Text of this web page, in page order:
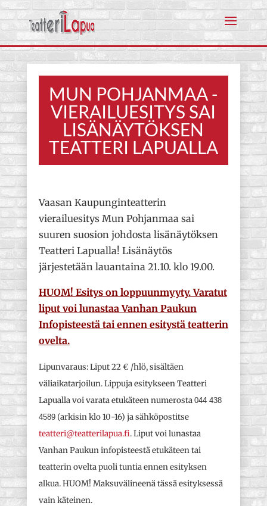
MUN POHJANMAA -
VIERAILUESITYS SAI
LISÄNÄYTÖKSEN
TEATTERI LAPUALLA
Vaasan Kaupunginteatterin
vierailuesitys Mun Pohjanmaa sai
suuren suosion johdosta lisänäytöksen
Teatteri Lapualla! Lisänäytös
järjestetään lauantaina 21.10. klo 19.00.
HUOM! Esitys on loppuunmyyty. Varatut
liput voi lunastaa Vanhan Paukun
Infopisteestä tai ennen esitystä teatterin
ovelta.
Lipunvaraus: Liput 22 € /hlö, sisältäen
väliaikatarjoilun. Lippuja esitykseen Teatteri
Lapualla voi varata etukäteen numerosta 044 438
4589(arkisin klo 10-16) ja sähköpostitse
teatteri@teatterilapua.fi. Liput voi lunastaa
Vanhan Paukun infopisteestä etukäteen tai
teatterin ovelta puoli tuntia ennen esityksen
alkua. HUOM! Maksuvälineenä tässä esityksessä
vain käteinen.